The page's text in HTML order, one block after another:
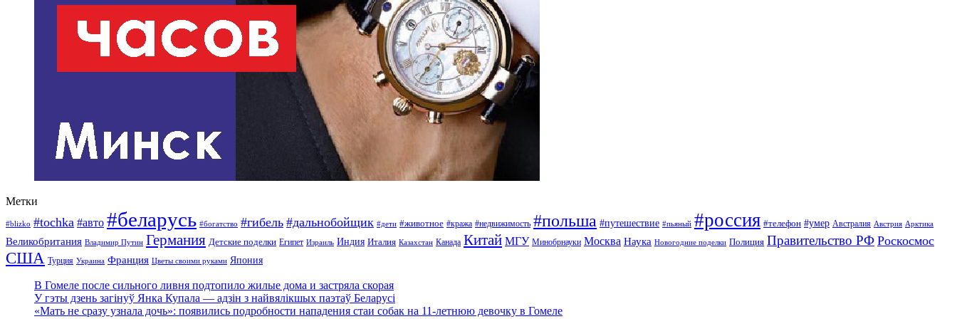
Метки
#blizko #tochka #авто #беларусь #богатство #гибель #дальнобойщик #дети #животное #кража #недвижимость #польша #путешествие #пьяный #россия #телефон #умер Австралия Австрия Арктика
Великобритания Владимир Путин Германия Детские поделки Египет Израиль Индия Италия Казахстан Канада Китай МГУ Минобрнауки Москва Наука Новогодние поделки Полиция Правительство РФ Роскосмос
США Турция Украина Франция Цветы своими руками Япония
В Гомеле после сильного ливня подтопило жилые дома и застряла скорая
У гэты дзень загінуў Янка Купала — адзін з найвялікшых паэтаў Беларусі
«Мать не сразу узнала дочь»: появились подробности нападения стаи собак на 11-летнюю девочку в Гомеле